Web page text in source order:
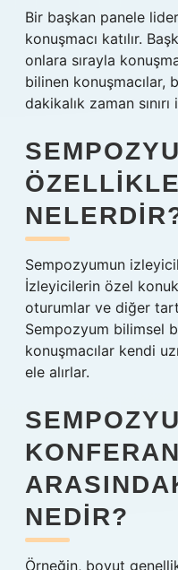
Bir başkan panele
konuşmacı katılır.
onlara sırayla
bilinen konuşmacılar,
dakikalık zaman
Sempozyumun
İzleyicilerin özel
oturumlar ve diğer
Sempozyum bilimsel
konuşmacılar kendi
ele alırlar.
NEDIR?
Örneğin, boyut